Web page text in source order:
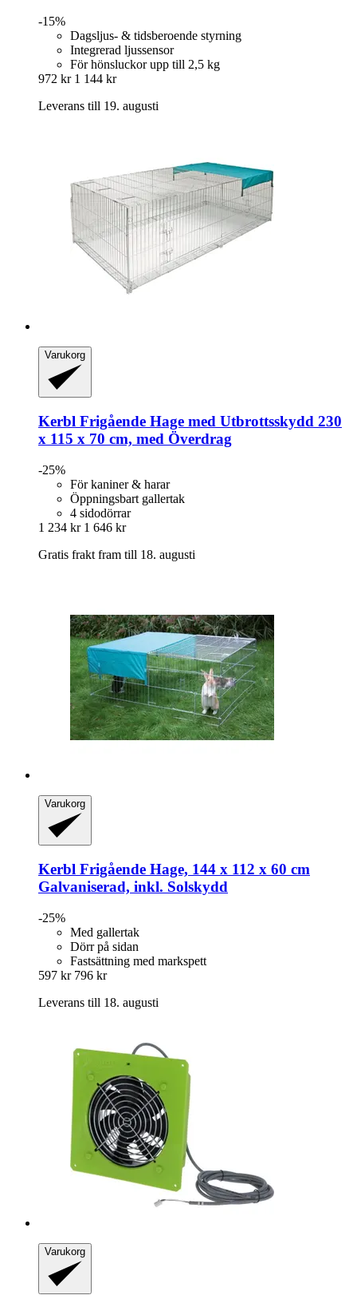
-15%
Dagsljus- & tidsberoende styrning
Integrerad ljussensor
För hönsluckor upp till 2,5 kg
972 kr 1 144 kr
Leverans till 19. augusti
Varukorg
Kerbl Frigående Hage med Utbrottsskydd 230
x 115 x 70 cm, med Överdrag
-25%
För kaniner & harar
Öppningsbart gallertak
4 sidodörrar
1 234 kr 1 646 kr
Gratis frakt fram till 18. augusti
Varukorg
Kerbl Frigående Hage, 144 x 112 x 60 cm
Galvaniserad, inkl. Solskydd
-25%
Med gallertak
Dörr på sidan
Fastsättning med markspett
597 kr 796 kr
Leverans till 18. augusti
Varukorg